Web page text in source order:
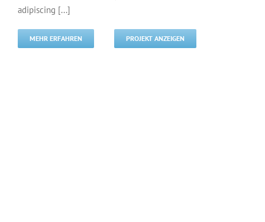
adipiscing [...]
MEHR ERFAHREN PROJEKT ANZEIGEN